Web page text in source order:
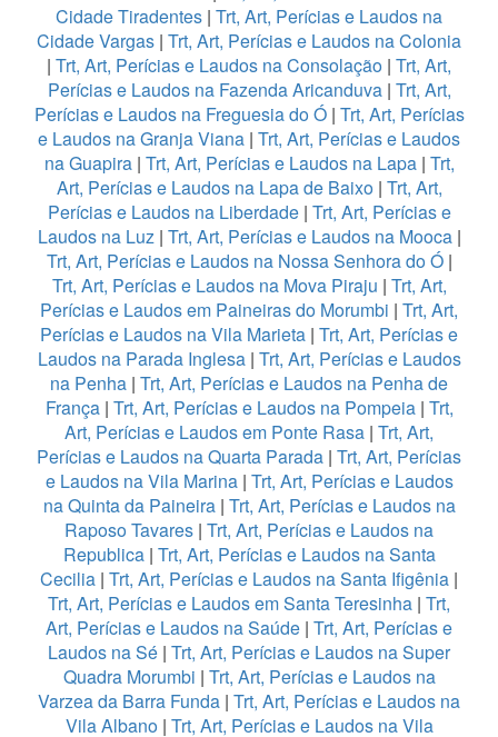
Cidade Tiradentes | Trt, Art, Perícias e Laudos na
Cidade Vargas | Trt, Art, Perícias e Laudos na Colonia
| Trt, Art, Perícias e Laudos na Consolação | Trt, Art,
Perícias e Laudos na Fazenda Aricanduva| Trt, Art,
Perícias e Laudos na Freguesia do Ó| Trt, Art, Perícias
e Laudos na Granja Viana | Trt, Art, Perícias e Laudos
na Guapira| Trt, Art, Perícias e Laudos na Lapa| Trt,
Art, Perícias e Laudos na Lapa de Baixo | Trt, Art,
Perícias e Laudos na Liberdade | Trt, Art, Perícias e
Laudos na Luz| Trt, Art, Perícias e Laudos na Mooca|
Trt, Art, Perícias e Laudos na Nossa Senhora do Ó|
Trt, Art, Perícias e Laudos na Mova Piraju | Trt, Art,
Perícias e Laudos em Paineiras do Morumbi | Trt, Art,
Perícias e Laudos na Vila Marieta | Trt, Art, Perícias e
Laudos na Parada Inglesa | Trt, Art, Perícias e Laudos
na Penha | Trt, Art, Perícias e Laudos na Penha de
França | Trt, Art, Perícias e Laudos na Pompeia| Trt,
Art, Perícias e Laudos em Ponte Rasa | Trt, Art,
Perícias e Laudos na Quarta Parada | Trt, Art, Perícias
e Laudos na Vila Marina| Trt, Art, Perícias e Laudos
na Quinta da Paineira| Trt, Art, Perícias e Laudos na
Raposo Tavares | Trt, Art, Perícias e Laudos na
Republica| Trt, Art, Perícias e Laudos na Santa
Cecilia | Trt, Art, Perícias e Laudos na Santa Ifigênia |
Trt, Art, Perícias e Laudos em Santa Teresinha | Trt,
Art, Perícias e Laudos na Saúde | Trt, Art, Perícias e
Laudos na Sé | Trt, Art, Perícias e Laudos na Super
Quadra Morumbi | Trt, Art, Perícias e Laudos na
Varzea da Barra Funda | Trt, Art, Perícias e Laudos na
Vila Albano| Trt, Art, Perícias e Laudos na Vila